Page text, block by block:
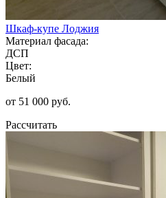
Шкаф-купе Лоджия
Материал фасада:
ДСП
Цвет:
Белый
от 51 000 руб.
Рассчитать